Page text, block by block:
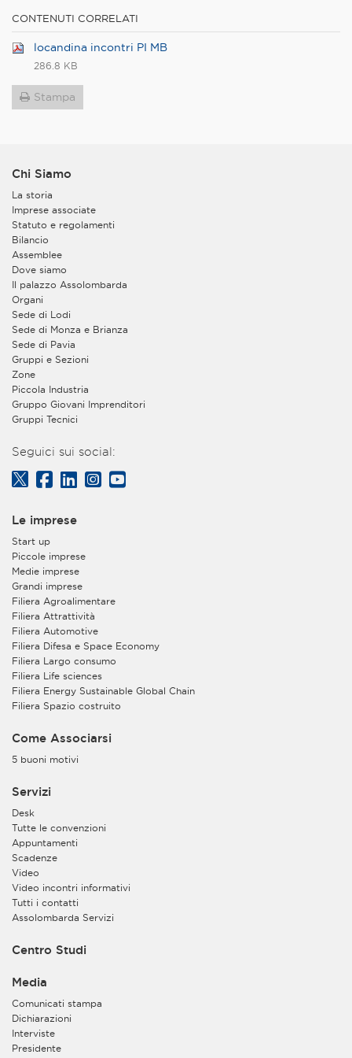
CONTENUTI CORRELATI
locandina incontri PI MB
286.8 KB
Stampa
Chi Siamo
La storia
Imprese associate
Statuto e regolamenti
Bilancio
Assemblee
Dove siamo
Il palazzo Assolombarda
Organi
Sede di Lodi
Sede di Monza e Brianza
Sede di Pavia
Gruppi e Sezioni
Zone
Piccola Industria
Gruppo Giovani Imprenditori
Gruppi Tecnici
Seguici sui social:
Le imprese
Start up
Piccole imprese
Medie imprese
Grandi imprese
Filiera Agroalimentare
Filiera Attrattività
Filiera Automotive
Filiera Difesa e Space Economy
Filiera Largo consumo
Filiera Life sciences
Filiera Energy Sustainable Global Chain
Filiera Spazio costruito
Come Associarsi
5 buoni motivi
Servizi
Desk
Tutte le convenzioni
Appuntamenti
Scadenze
Video
Video incontri informativi
Tutti i contatti
Assolombarda Servizi
Centro Studi
Media
Comunicati stampa
Dichiarazioni
Interviste
Presidente